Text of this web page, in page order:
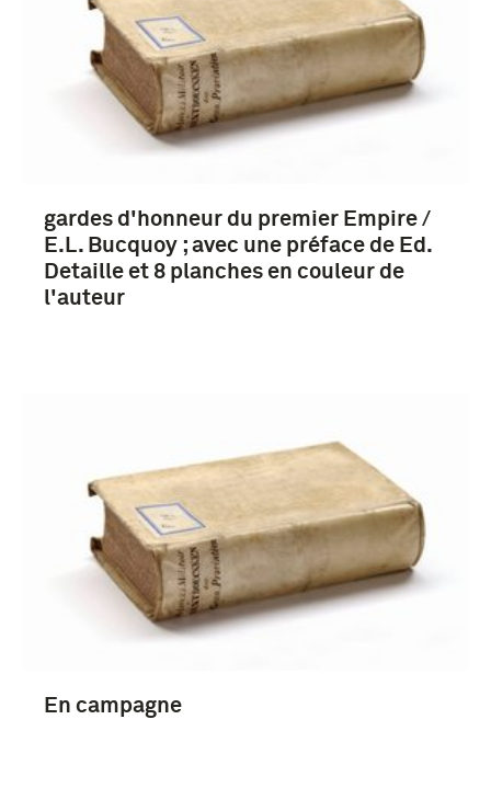
gardes d'honneur du premier Empire /
E.L. Bucquoy ; avec une préface de Ed.
Detaille et 8 planches en couleur de
l'auteur
En campagne